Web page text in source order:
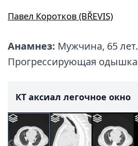
Павел Коротков (BŘEVIS)
Анамнез: Мужчина, 65 лет.
Прогрессирующая одышка
КТ аксиал легочное окно